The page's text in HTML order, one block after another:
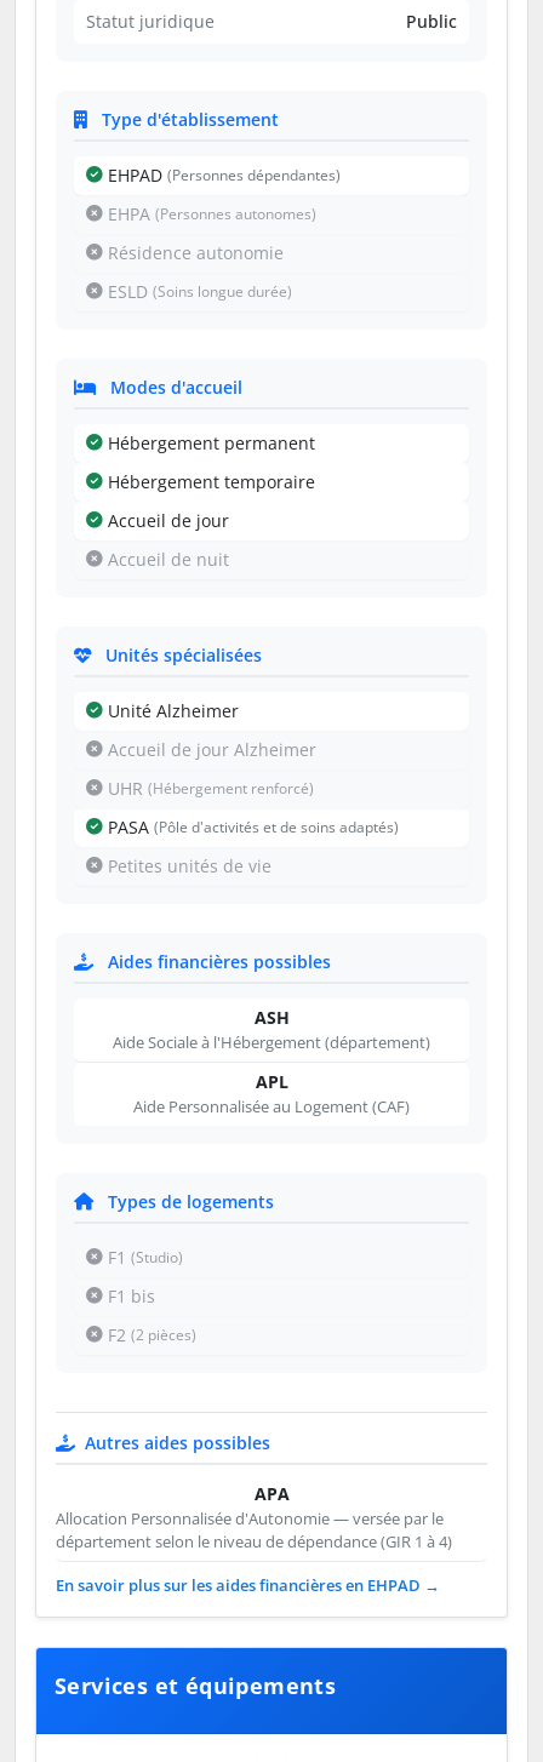
Statut juridique
Public
Type d'établissement
EHPAD (Personnes dépendantes)
EHPA (Personnes autonomes)
Résidence autonomie
ESLD (Soins longue durée)
Modes d'accueil
Hébergement permanent
Hébergement temporaire
Accueil de jour
Accueil de nuit
Unités spécialisées
Unité Alzheimer
Accueil de jour Alzheimer
UHR (Hébergement renforcé)
PASA (Pôle d'activités et de soins adaptés)
Petites unités de vie
Aides financières possibles
ASH
Aide Sociale à l'Hébergement (département)
APL
Aide Personnalisée au Logement (CAF)
Types de logements
F1 (Studio)
F1 bis
F2 (2 pièces)
Autres aides possibles
APA
Allocation Personnalisée d'Autonomie — versée par le
département selon le niveau de dépendance (GIR 1 à 4)
En savoir plus sur les aides financières en EHPAD →
Services et équipements